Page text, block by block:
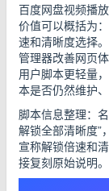
百度网盘视频播
价值可以概括为
速和清晰度选择
管理器改善网页
用户脚本更轻量
本是否仍然维护
脚本信息整理：
解锁全部清晰度”
宣称解锁倍速和
接复刻原始说明。